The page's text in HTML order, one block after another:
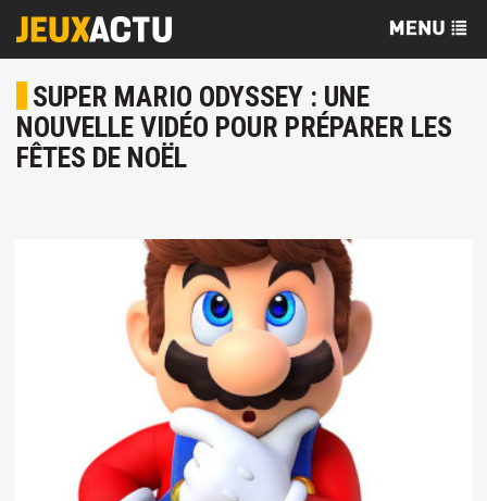
SUPER MARIO ODYSSEY : UNE
NOUVELLE VIDÉO POUR PRÉPARER LES
FÊTES DE NOËL